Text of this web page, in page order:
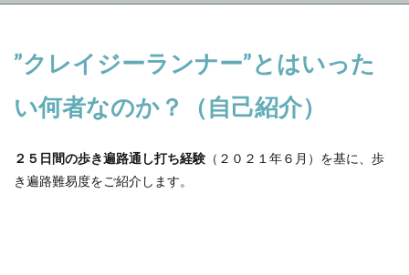
”クレイジーランナー”とはいった
い何者なのか？（自己紹介）
２５日間の歩き遍路通し打ち経験 （２０２１年６月）を基に、歩
き遍路難易度をご紹介します。